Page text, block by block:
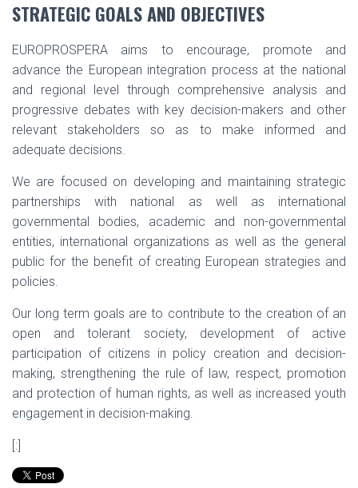
STRATEGIC GOALS AND OBJECTIVES
EUROPROSPERA aims to encourage, promote and
advance the European integration process at the national
and regional level through comprehensive analysis and
progressive debates with key decision-makers and other
relevant stakeholders so as to make informed and
adequate decisions.
We are focused on developing and maintaining strategic
partnerships with national as well as international
governmental bodies, academic and non-governmental
entities, international organizations as well as the general
public for the benefit of creating European strategies and
policies.
Our long term goals are to contribute to the creation of an
open and tolerant society, development of active
participation of citizens in policy creation and decision-
making, strengthening the rule of law, respect, promotion
and protection of human rights, as well as increased youth
engagement in decision-making.
[:]